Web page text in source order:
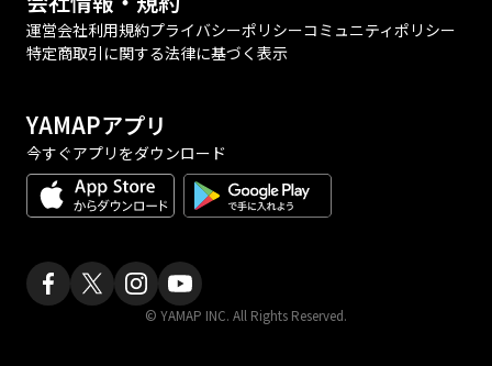
運営会社利用規約プライバシーポリシーコミュニティポリシー
特定商取引に関する法律に基づく表示
YAMAPアプリ
今すぐアプリをダウンロード
© YAMAP INC. All Rights Reserved.